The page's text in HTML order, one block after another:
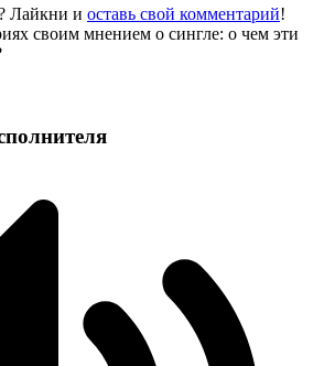
Лайкни и оставь свой комментарий!
своим мнением о сингле: о чем эти